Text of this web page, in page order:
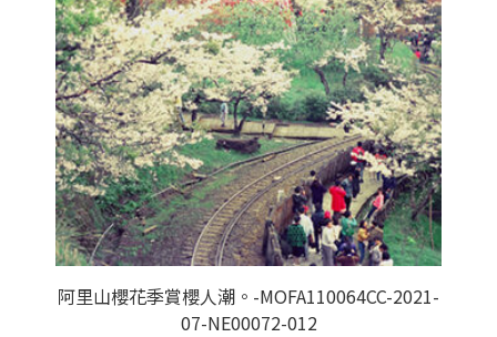
阿里山櫻花季賞櫻人潮。-MOFA110064CC-2021-
07-NE00072-012